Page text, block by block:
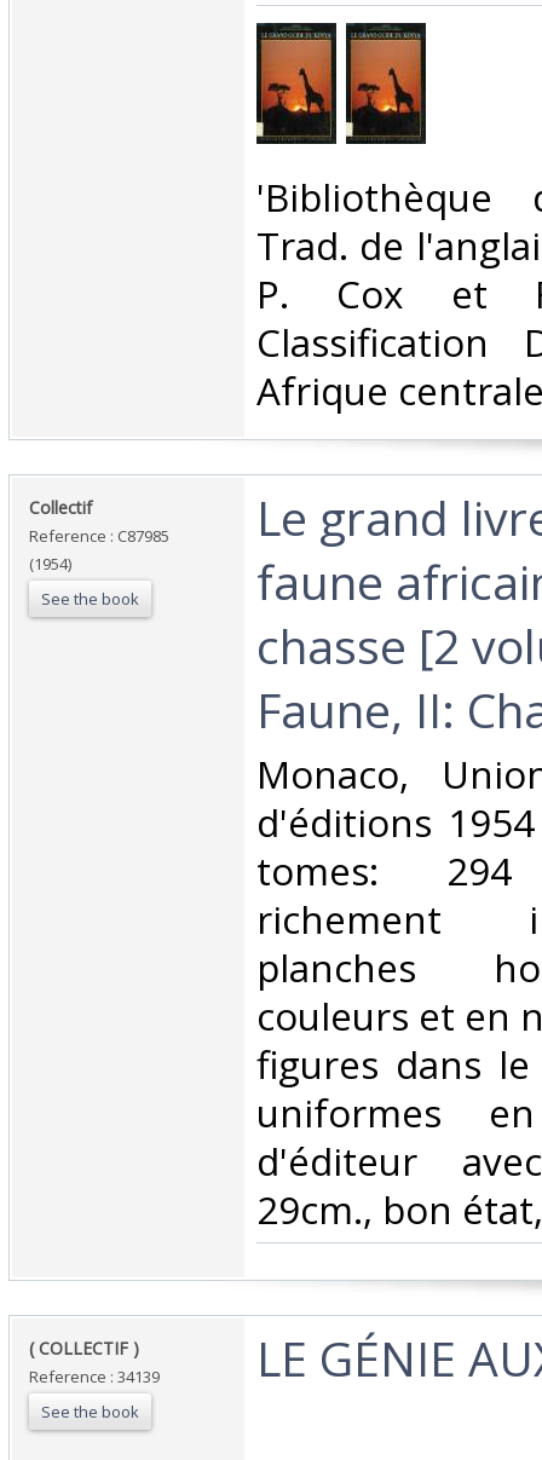
‎'Bibliothèque
Trad. de
P. Cox et
Classification
Afrique
‎Collectif‎
Reference : C87985
(1954)
See the book
‎Le grand
faune
chasse [2
Faune, II:
‎Monaco,
d'éditions
tomes:
richement
planches
couleurs et en
figures dans
uniformes
d'éditeur
29cm., bon
‎( COLLECTIF ) ‎
Reference : 34139
See the book
‎LE GÉNIE